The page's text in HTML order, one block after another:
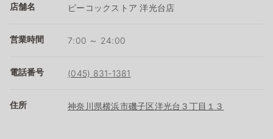
店舗名 ピーコックストア 洋光台店
営業時間 7:00 ～ 24:00
電話番号 (045) 831-1381
住所 神奈川県横浜市磯子区洋光台３丁目１３